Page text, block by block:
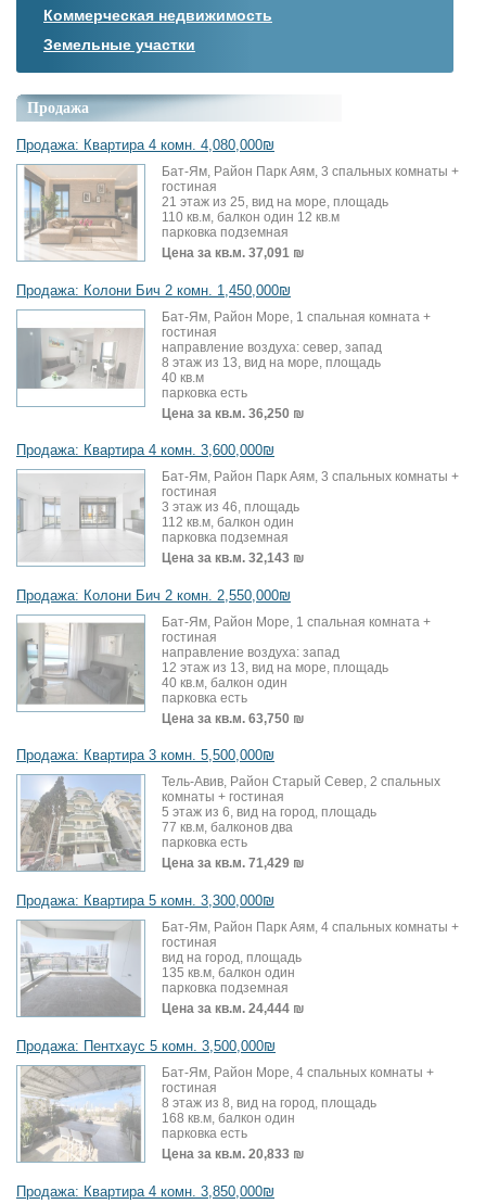
Коммерческая недвижимость
Земельные участки
Продажа
Продажа: Квартира 4 комн. 4,080,000₪
Бат-Ям, Район Парк Аям, 3 спальных комнаты +
гостиная
21 этаж из 25, вид на море, площадь
110 кв.м, балкон один 12 кв.м
парковка подземная
Цена за кв.м. 37,091 ₪
Продажа: Колони Бич 2 комн. 1,450,000₪
Бат-Ям, Район Море, 1 спальная комната +
гостиная
направление воздуха: север, запад
8 этаж из 13, вид на море, площадь
40 кв.м
парковка есть
Цена за кв.м. 36,250 ₪
Продажа: Квартира 4 комн. 3,600,000₪
Бат-Ям, Район Парк Аям, 3 спальных комнаты +
гостиная
3 этаж из 46, площадь
112 кв.м, балкон один
парковка подземная
Цена за кв.м. 32,143 ₪
Продажа: Колони Бич 2 комн. 2,550,000₪
Бат-Ям, Район Море, 1 спальная комната +
гостиная
направление воздуха: запад
12 этаж из 13, вид на море, площадь
40 кв.м, балкон один
парковка есть
Цена за кв.м. 63,750 ₪
Продажа: Квартира 3 комн. 5,500,000₪
Тель-Авив, Район Старый Север, 2 спальных
комнаты + гостиная
5 этаж из 6, вид на город, площадь
77 кв.м, балконов два
парковка есть
Цена за кв.м. 71,429 ₪
Продажа: Квартира 5 комн. 3,300,000₪
Бат-Ям, Район Парк Аям, 4 спальных комнаты +
гостиная
вид на город, площадь
135 кв.м, балкон один
парковка подземная
Цена за кв.м. 24,444 ₪
Продажа: Пентхаус 5 комн. 3,500,000₪
Бат-Ям, Район Море, 4 спальных комнаты +
гостиная
8 этаж из 8, вид на город, площадь
168 кв.м, балкон один
парковка есть
Цена за кв.м. 20,833 ₪
Продажа: Квартира 4 комн. 3,850,000₪